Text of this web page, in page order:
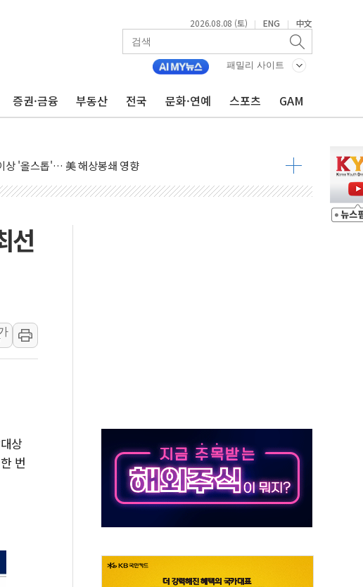
2026.08.08 (토) | ENG | 中文
패밀리 사이트
증권·금융 부동산 전국 문화·연예 스포츠 GAM
가능성 낮아지며 상승… STOXX 600 지수는 나흘 연속 최고치
전망 우세
음 주"
럼프 제동
했나" 촉각
에 반도체주 '활짝'
리 인상 기대 후퇴
'시끌'
도권 집중 완화 전환점"
놀랍지 않아"
선
상
번